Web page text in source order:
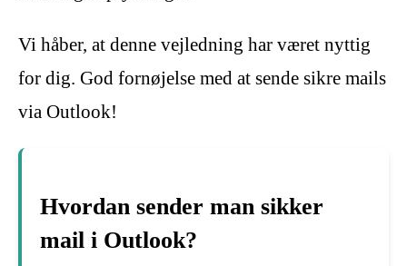
Vi håber, at denne vejledning har været nyttig
for dig. God fornøjelse med at sende sikre mails
via Outlook!
Hvordan sender man sikker
mail i Outlook?